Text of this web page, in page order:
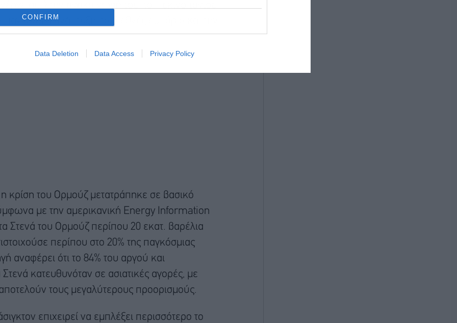
CONFIRM
Data Deletion Data Access Privacy Policy
Στην ανακοίνωσή του, το Πεκίνο τόνισε
ανάπτυξη, το διεθνές εμπόριο και την
η κρίση του Ορμούζ μετατράπηκε σε βασικό
με την αμερικανική Energy Information
του Ορμούζ περίπου 20 εκατ. βαρέλια
περίπου στο 20% της παγκόσμιας
αναφέρει ότι το 84% του αργού και
κατευθυνόταν σε ασιατικές αγορές, με
τους μεγαλύτερους προορισμούς.
επιχειρεί να εμπλέξει περισσότερο το